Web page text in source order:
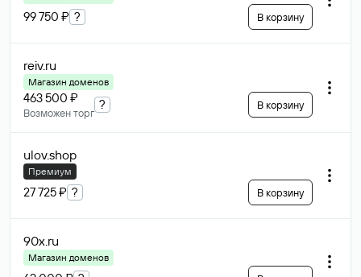
99 750 ₽ ? В корзину
reiv.ru
Магазин доменов
463 500 ₽
Возможен торг
? В корзину
ulov.shop
Премиум
27 725 ₽ ? В корзину
90x.ru
Магазин доменов